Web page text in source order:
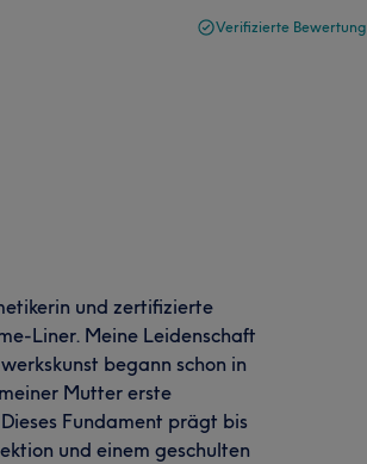
Verifizierte Bewertung
und zertifizierte
Liner. Meine Leidenschaft
begann schon in
Mutter erste
Fundament prägt bis
und einem geschulten